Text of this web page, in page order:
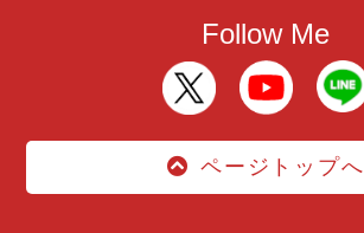
Follow Me
ページトップへ